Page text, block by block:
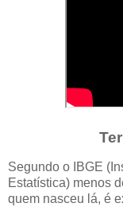
Segundo o IBGE
Estatística) menos
quem nasceu lá, é